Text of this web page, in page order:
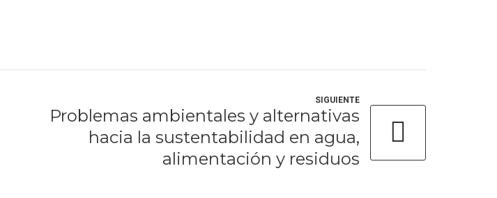
SIGUIENTE
Problemas ambientales y alternativas
hacia la sustentabilidad en agua,
alimentación y residuos